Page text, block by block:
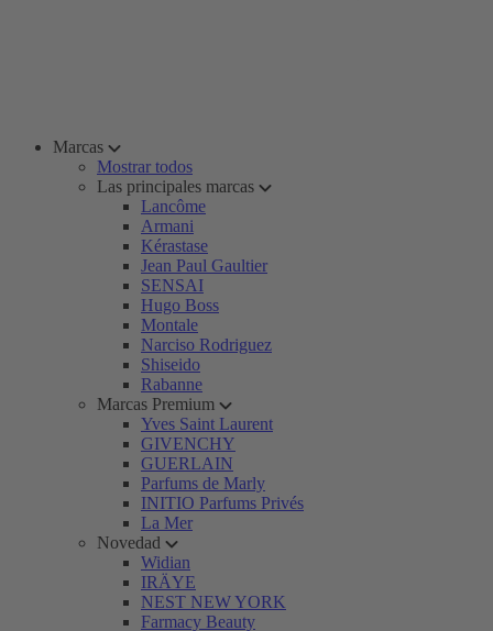
Marcas
Mostrar todos
Las principales marcas
Lancôme
Armani
Kérastase
Jean Paul Gaultier
SENSAI
Hugo Boss
Montale
Narciso Rodriguez
Shiseido
Rabanne
Marcas Premium
Yves Saint Laurent
GIVENCHY
GUERLAIN
Parfums de Marly
INITIO Parfums Privés
La Mer
Novedad
Widian
IRÄYE
NEST NEW YORK
Farmacy Beauty